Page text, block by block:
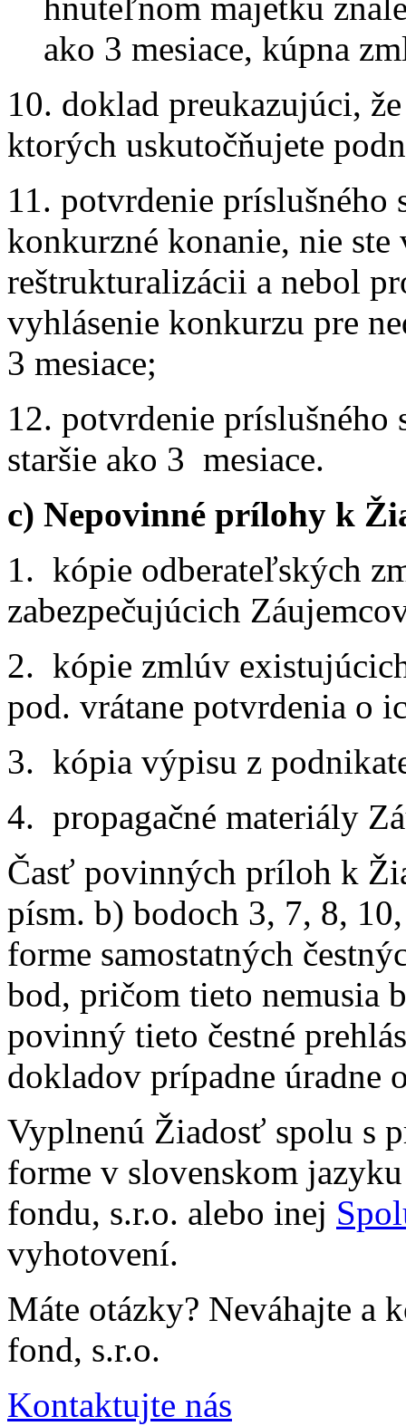
hnuteľnom majetku
ako 3 mesiace, kúpna
10. doklad preukazujúci,
ktorých uskutočňujete
11. potvrdenie príslušného
konkurzné konanie, nie
reštrukturalizácii a nebol
vyhlásenie konkurzu pre
3 mesiace;
12. potvrdenie
staršie ako 3 mesiace.
c) Nepovinné prílohy k
1. kópie odberateľských
zabezpečujúcich
2. kópie zmlúv
pod. vrátane potvrdenia o
3. kópia výpisu z
4. propagačné materiály
Časť povinných príloh k
písm. b) bodoch 3, 7, 8,
forme samostatných
bod, pričom tieto nemusia
povinný tieto čestné
dokladov prípadne úradne
Vyplnenú Žiadosť spolu s
forme v slovenskom
fondu, s.r.o. alebo inej
vyhotovení.
Máte otázky? Neváhajte a
fond, s.r.o.
Kontaktujte nás